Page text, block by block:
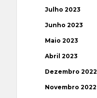
Julho 2023
Junho 2023
Maio 2023
Abril 2023
Dezembro 2022
Novembro 2022